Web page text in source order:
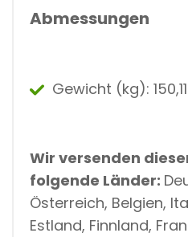
Abmessungen
Gewicht (kg):
Wir versenden
folgende Länder:
Österreich, Belgien,
Estland, Finnland,